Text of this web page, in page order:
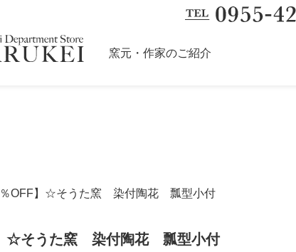
窯元・作家のご紹介
％OFF】☆そうた窯 染付陶花 瓢型小付
】☆そうた窯 染付陶花 瓢型小付